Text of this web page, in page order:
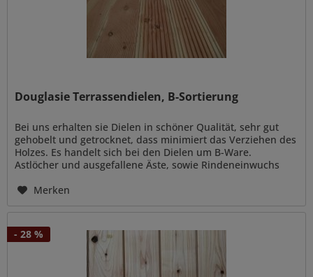
Douglasie Terrassendielen, B-Sortierung
Bei uns erhalten sie Dielen in schöner Qualität, sehr gut
gehobelt und getrocknet, dass minimiert das Verziehen des
Holzes. Es handelt sich bei den Dielen um B-Ware.
Astlöcher und ausgefallene Äste, sowie Rindeneinwuchs
Merken
- 28 %